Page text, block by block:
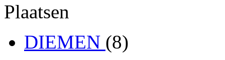
Plaatsen
DIEMEN (8)